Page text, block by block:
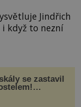
Jindřich
i když to nezní
se zastavil
síla?